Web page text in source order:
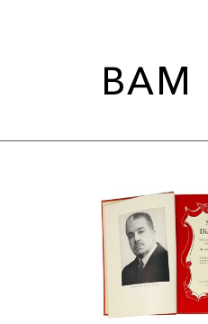
ВАМ